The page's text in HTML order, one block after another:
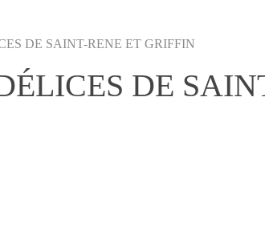
DE SAINT-RENE ET GRIFFIN
DE